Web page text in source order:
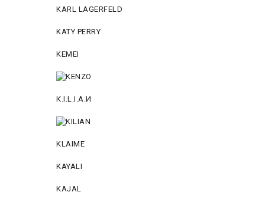
KARL LAGERFELD
KATY PERRY
KEMEI
К.I.L.I.А.И
KLAIME
KAYALI
KAJAL